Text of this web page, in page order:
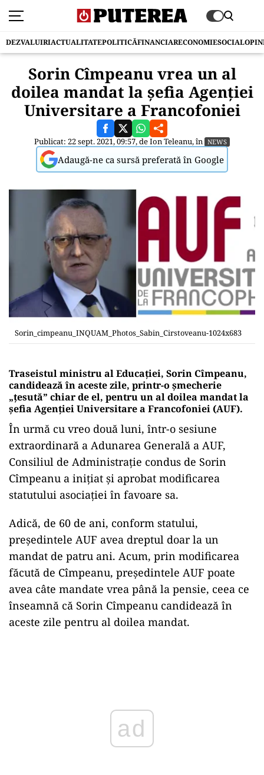
DEZVALUIRIACTUALITATEPOLITICĂFINANCIARECONOMIESOCIAL
Sorin Cîmpeanu vrea un al
doilea mandat la șefia Agenției
Universitare a Francofoniei
Publicat: 22 sept. 2021, 09:57, deIon Teleanu, în NEWS
Adaugă-ne ca sursă preferată în Google
Sorin_cimpeanu_INQUAM_Photos_Sabin_Cirstoveanu-1024x683
Traseistul ministru al Educației, Sorin Cîmpeanu,
candidează în aceste zile, printr-o șmecherie
„țesută” chiar de el, pentru un al doilea mandat la
șefia Agenției Universitare a Francofoniei (AUF).
În urmă cu vreo două luni, într-o sesiune
extraordinară a Adunarea Generală a AUF,
Consiliul de Administrație condus de Sorin
Cîmpeanu a inițiat și aprobat modificarea
statutului asociației în favoare sa.
Adică, de 60 de ani, conform statului,
președintele AUF avea dreptul doar la un
mandat de patru ani. Acum, prin modificarea
făcută de Cîmpeanu, președintele AUF poate
avea câte mandate vrea până la pensie, ceea ce
înseamnă că Sorin Cîmpeanu candidează în
aceste zile pentru al doilea mandat.